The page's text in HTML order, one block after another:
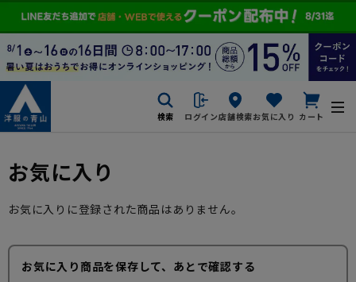
検索 ログイン店舗検索お気に入り カート
お気に入り
お気に入りに登録された商品はありません。
お気に入り商品を保存して、あとで確認する